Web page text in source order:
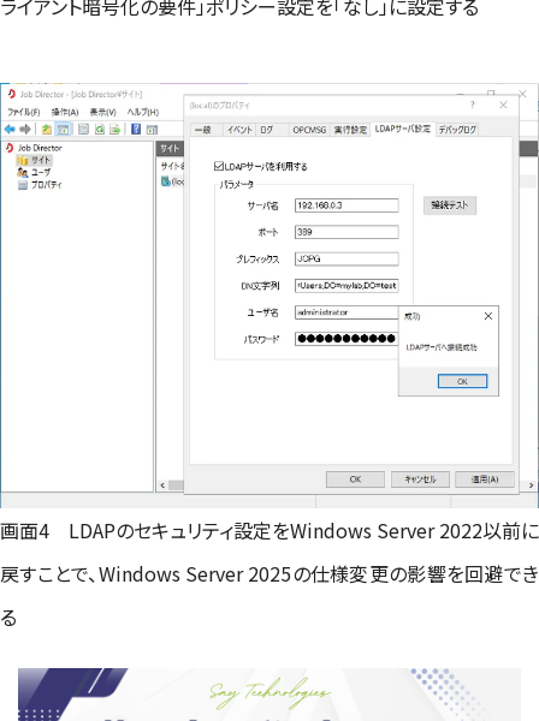
ライアント暗号化の要件」ポリシー設定を「なし」に設定する
画面4 LDAPのセキュリティ設定をWindows Server 2022以前に
戻すことで、Windows Server 2025の仕様変更の影響を回避でき
る